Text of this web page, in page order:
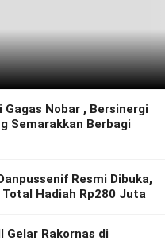
Gagas Nobar , Bersinergi
Semarakkan Berbagi
Resmi Dibuka,
Hadiah Rp280 Juta
Gelar Rakornas di